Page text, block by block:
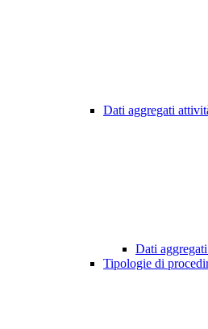
Dati aggregati
Dati
Tipologie di